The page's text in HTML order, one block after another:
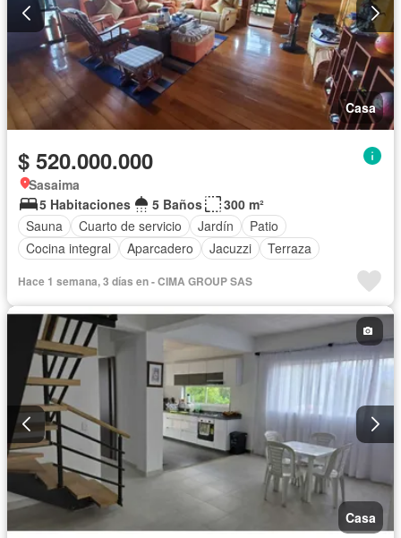
Casa
$ 520.000.000
Sasaima
5 Habitaciones
5 Baños
300 m²
Sauna
Cuarto de servicio Jardín
Patio
Cocina integral
Aparcadero Jacuzzi Terraza
Hace 1 semana, 3 días en - CIMA GROUP SAS
Casa